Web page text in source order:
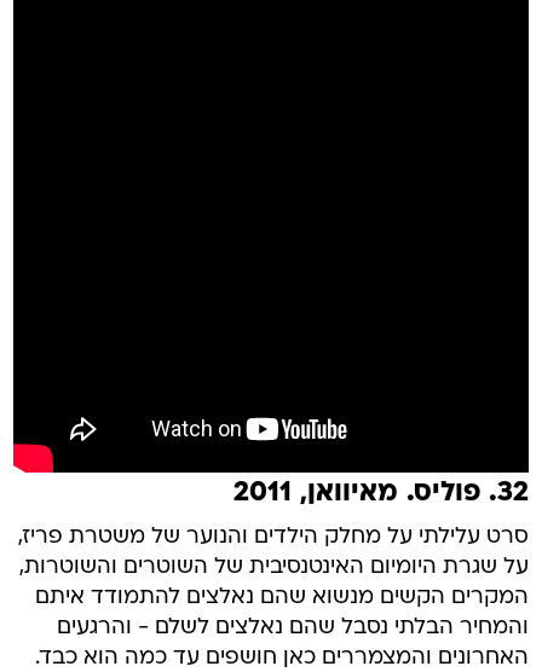
32. פוליס. מאיוואן, 2011
סרט עלילתי על מחלק הילדים והנוער של משטרת פריז,
על שגרת היומיום האינטנסיבית של השוטרים והשוטרות,
המקרים הקשים מנשוא שהם נאלצים להתמודד איתם
והמחיר הבלתי נסבל שהם נאלצים לשלם - והרגעים
האחרונים והמצמררים כאן חושפים עד כמה הוא כבד.